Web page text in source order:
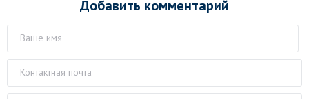
Добавить комментарий